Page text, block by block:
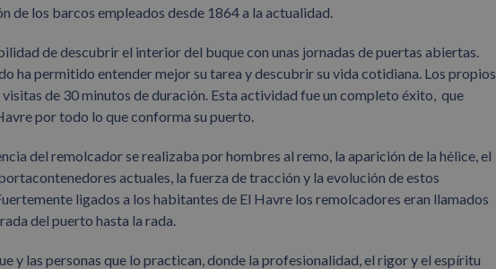
de los barcos empleados desde 1864 a la actualidad.
de descubrir el interior del buque con unas jornadas de puertas abiertas.
ha permitido entender mejor su tarea y descubrir su vida cotidiana. Los propios
de 30 minutos de duración. Esta actividad fue un completo éxito, que
por todo lo que conforma su puerto.
del remolcador se realizaba por hombres al remo, la aparición de la hélice, el
actuales, la fuerza de tracción y la evolución de estos
ligados a los habitantes de El Havre los remolcadores eran llamados
del puerto hasta la rada.
y las personas que lo practican, donde la profesionalidad, el rigor y el espíritu